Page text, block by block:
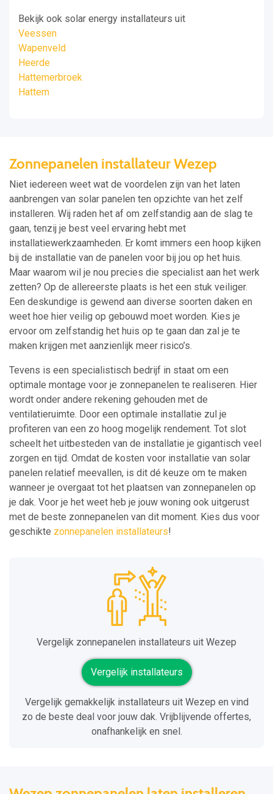
Bekijk ook solar energy installateurs uit
Veessen
Wapenveld
Heerde
Hattemerbroek
Hattem
Zonnepanelen installateur Wezep
Niet iedereen weet wat de voordelen zijn van het laten
aanbrengen van solar panelen ten opzichte van het zelf
installeren. Wij raden het af om zelfstandig aan de slag te
gaan, tenzij je best veel ervaring hebt met
installatiewerkzaamheden. Er komt immers een hoop kijken
bij de installatie van de panelen voor bij jou op het huis.
Maar waarom wil je nou precies die specialist aan het werk
zetten? Op de allereerste plaats is het een stuk veiliger.
Een deskundige is gewend aan diverse soorten daken en
weet hoe hier veilig op gebouwd moet worden. Kies je
ervoor om zelfstandig het huis op te gaan dan zal je te
maken krijgen met aanzienlijk meer risico’s.
Tevens is een specialistisch bedrijf in staat om een
optimale montage voor je zonnepanelen te realiseren. Hier
wordt onder andere rekening gehouden met de
ventilatieruimte. Door een optimale installatie zul je
profiteren van een zo hoog mogelijk rendement. Tot slot
scheelt het uitbesteden van de installatie je gigantisch veel
zorgen en tijd. Omdat de kosten voor installatie van solar
panelen relatief meevallen, is dit dé keuze om te maken
wanneer je overgaat tot het plaatsen van zonnepanelen op
je dak. Voor je het weet heb je jouw woning ook uitgerust
met de beste zonnepanelen van dit moment. Kies dus voor
geschikte zonnepanelen installateurs!
Vergelijk zonnepanelen installateurs uit Wezep
Vergelijk installateurs
Vergelijk gemakkelijk installateurs uit Wezep en vind
zo de beste deal voor jouw dak. Vrijblijvende offertes,
onafhankelijk en snel.